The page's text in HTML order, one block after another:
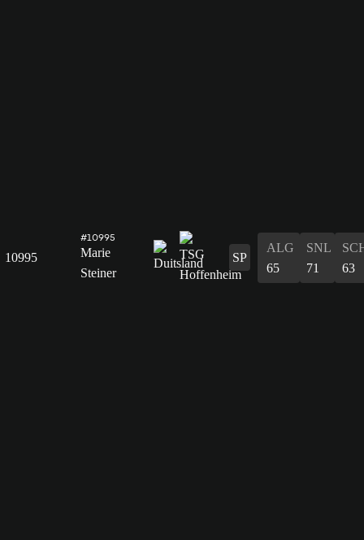
10995
#10995
Marie
Steiner
SP
ALG
65
SNL
71
63